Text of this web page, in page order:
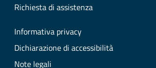
Richiesta di assistenza
Informativa privacy
Dichiarazione di accessibilità
Note legali